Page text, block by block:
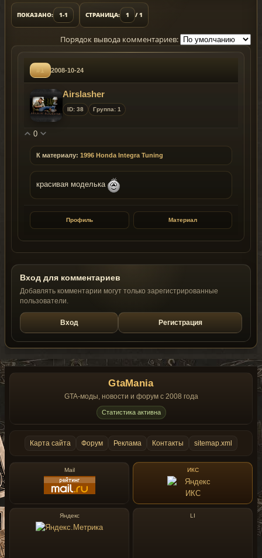
ПОКАЗАНО: 1-1 СТРАНИЦА: 1 / 1
Порядок вывода комментариев:
#1 2008-10-24
Airslasher
ID: 38 Группа: 1
0
К материалу: 1996 Honda Integra Tuning
красивая моделька
Профиль Материал
Вход для комментариев
Добавлять комментарии могут только зарегистрированные
пользователи.
Вход Регистрация
GtaMania
GTA-моды, новости и форум с 2008 года
Статистика активна
Карта сайта Форум Реклама Контакты sitemap.xml
Mail ИКС
Яндекс LI